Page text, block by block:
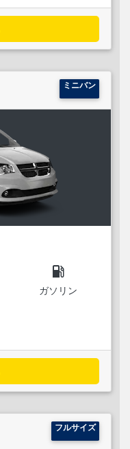
ミニバン
local_gas_station
ガソリン
フルサイズ